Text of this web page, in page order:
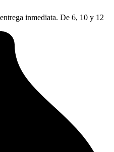
inmediata. De 6, 10 y 12